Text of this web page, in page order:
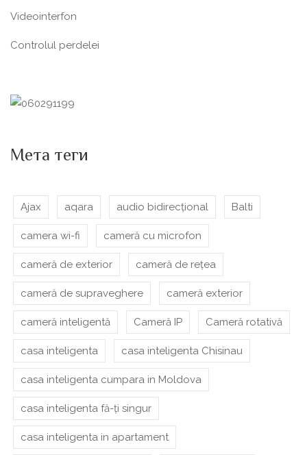
Videointerfon
Сontrolul perdelei
Мета теги
Ajax aqara audio bidirecțional Balti
camera wi-fi cameră cu microfon
cameră de exterior cameră de rețea
cameră de supraveghere cameră exterior
cameră inteligentă Cameră IP Cameră rotativă
casa inteligenta casa inteligenta Chisinau
casa inteligenta cumpara in Moldova
casa inteligenta fă-ți singur
casa inteligenta in apartament